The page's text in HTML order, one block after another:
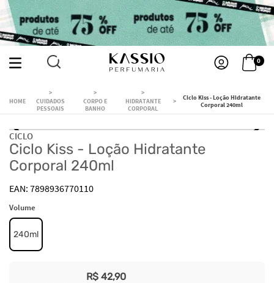
0
CUIDADOS
PESSOAIS
CORPO E
BANHO
HIDRATANTE
CORPORAL
Ciclo Kiss - Loção Hidratante
Corporal 240ml
CICLO
Ciclo Kiss - Loção Hidratante
Corporal 240ml
7898936770110
Volume
240ml
R$ 42,90